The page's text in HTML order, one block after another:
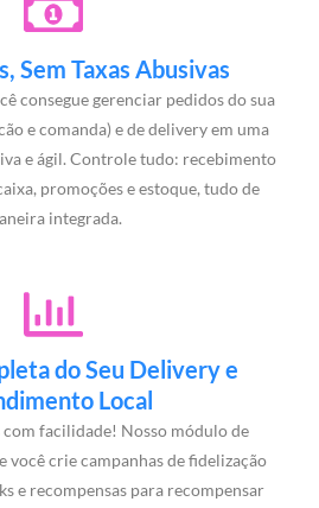
Sem Taxas Abusivas
consegue gerenciar pedidos do sua
e comanda) e de delivery em uma
e ágil. Controle tudo: recebimento
promoções e estoque, tudo de
integrada.
do Seu Delivery e
Local
com facilidade! Nosso módulo de
você crie campanhas de fidelização
e recompensas para recompensar